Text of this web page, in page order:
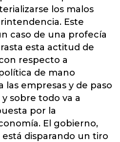
los malos
Este
caso de una profecía
esta actitud de
respecto a
de mano
las empresas y de paso
sobre todo va a
por la
El gobierno,
disparando un tiro